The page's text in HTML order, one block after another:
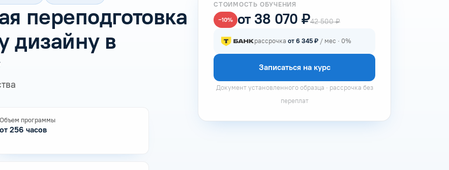
переподготовка
дизайну в
Объем программы
от 256 часов
СТОИМОСТЬ ОБУЧЕНИЯ
−10% от 38 070 ₽42 500 ₽
рассрочка от 6 345 ₽ / мес · 0%
Записаться на курс
Документ установленного образца · рассрочка без
переплат